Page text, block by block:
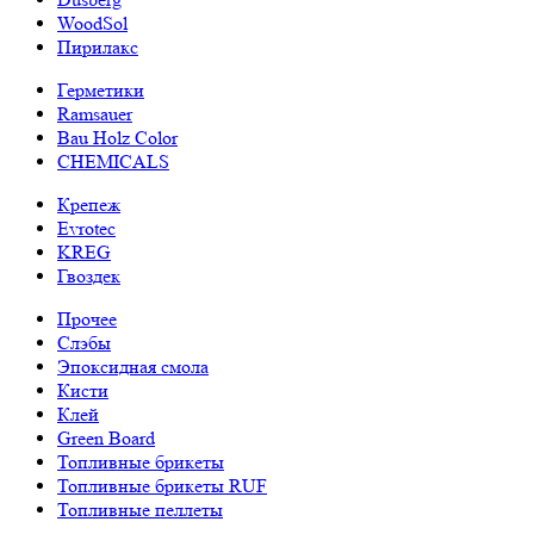
WoodSol
Пирилакс
Герметики
Ramsauer
Bau Holz Color
CHEMICALS
Крепеж
Evrotec
KREG
Гвоздек
Прочее
Слэбы
Эпоксидная смола
Кисти
Клей
Green Board
Топливные брикеты
Топливные брикеты RUF
Топливные пеллеты